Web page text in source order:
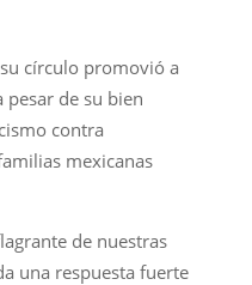
círculo promovió a
pesar de su bien
contra
mexicanas
de nuestras
una respuesta fuerte